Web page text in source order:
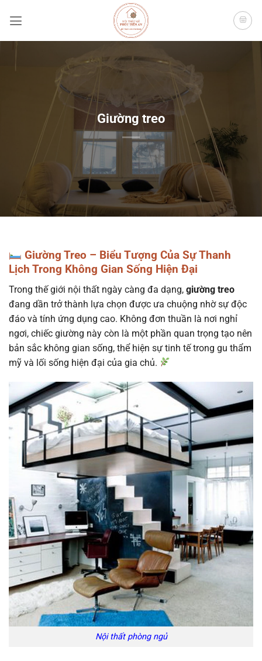
qua
Giường treo
Giường Treo – Biểu Tượng Của Sự Thanh
Lịch Trong Không Gian Sống Hiện Đại
Trong thế giới nội thất ngày càng đa dạng, giường treo
đang dần trở thành lựa chọn được ưa chuộng nhờ sự độc
đáo và tính ứng dụng cao. Không đơn thuần là nơi nghỉ
ngơi, chiếc giường này còn là một phần quan trọng tạo nên
bản sắc không gian sống, thể hiện sự tinh tế trong gu thẩm
mỹ và lối sống hiện đại của gia chủ.
Nội thất phòng ngủ